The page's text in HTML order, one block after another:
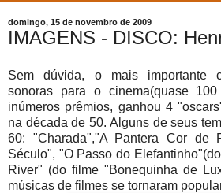
domingo, 15 de novembro de 2009
IMAGENS - DISCO:
Sem dúvida, o mais importante
sonoras para o cinema(quase
inúmeros prêmios, ganhou 4
na década de 50. Alguns de seus
60: "Charada","A Pantera Cor de
Século", "O Passo do
River" (do filme "Bonequinha de
músicas de filmes se tornaram